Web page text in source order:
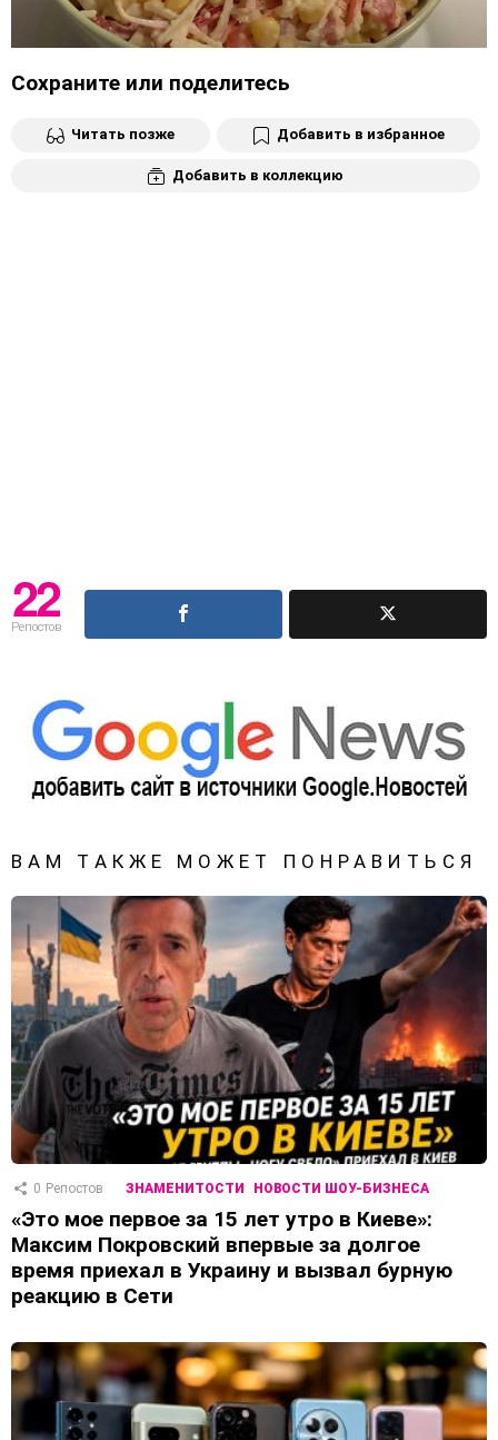
Сохраните или поделитесь
Читать позже Добавить в избранное
Добавить в коллекцию
22
Репостов
ВАМ ТАКЖЕ МОЖЕТ ПОНРАВИТЬСЯ
0 Репостов ЗНАМЕНИТОСТИ НОВОСТИ ШОУ-БИЗНЕСА
«Это мое первое за 15 лет утро в Киеве»:
Максим Покровский впервые за долгое
время приехал в Украину и вызвал бурную
реакцию в Сети